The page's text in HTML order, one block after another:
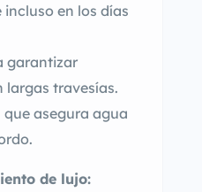
en los días
garantizar
travesías.
que asegura agua
de lujo: